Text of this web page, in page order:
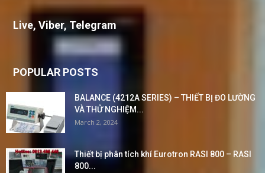
Live, Viber, Telegram
POPULAR POSTS
BALANCE (4212A SERIES) – THIẾT BỊ ĐO LƯỜNG
VÀ THỬ NGHIỆM...
March 2, 2024
Thiết bị phân tích khí Eurotron RASI 800 – RASI
800...